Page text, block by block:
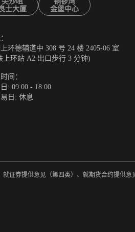
良士大厦
金堡中心
环德辅道中 308 号 24 楼 2405-06 室
上环站 A2 出口步行 3 分钟)
间：
: 09:00 - 18:00
日: 休息
证券提供意见（第四类）、就期货合约提供